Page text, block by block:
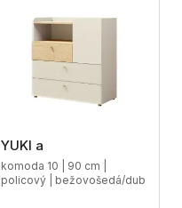
YUKI a
komoda 10 | 90 cm |
policový | bežovošedá/dub